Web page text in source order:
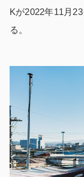
Kが2022年11月
る。